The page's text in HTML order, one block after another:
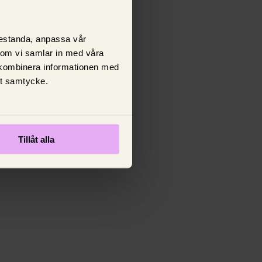
anpassa vår
vi samlar in med våra
informationen med
samtycke.
Tillåt alla